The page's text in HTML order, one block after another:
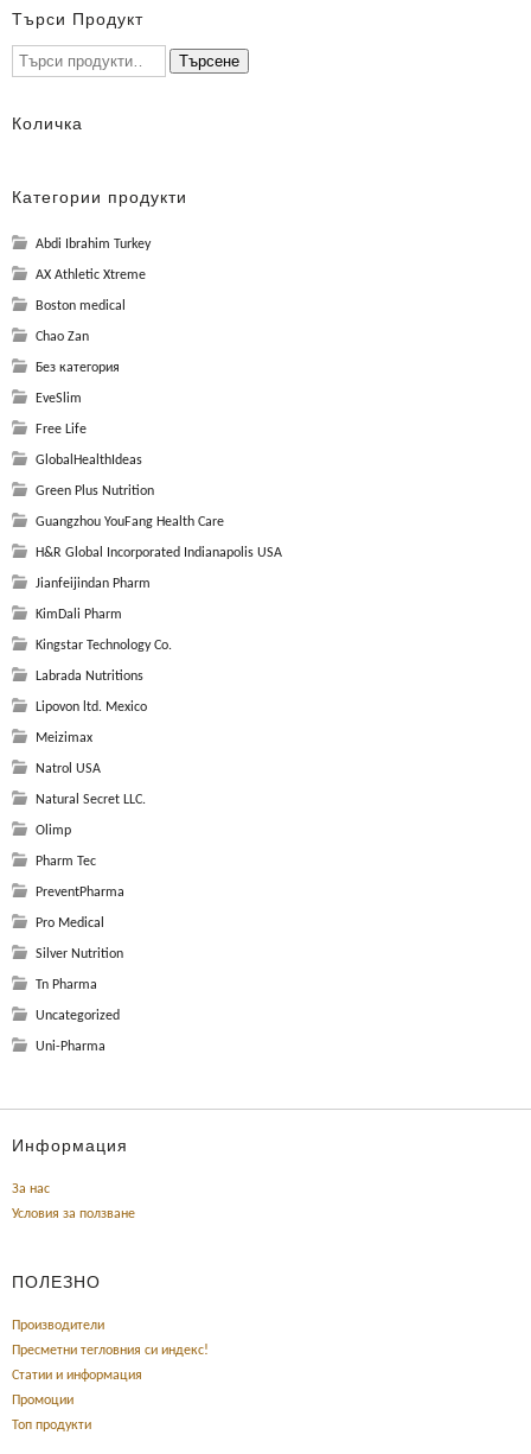
Търси Продукт
Търсене
Количка
Категории продукти
Abdi Ibrahim Turkey
AX Athletic Xtreme
Boston medical
Chao Zan
Без категория
EveSlim
Free Life
GlobalHealthIdeas
Green Plus Nutrition
Guangzhou YouFang Health Care
H&R Global Incorporated Indianapolis USA
Jianfeijindan Pharm
KimDali Pharm
Kingstar Technology Co.
Labrada Nutritions
Lipovon ltd. Mexico
Meizimax
Natrol USA
Natural Secret LLC.
Olimp
Pharm Tec
PreventPharma
Pro Medical
Silver Nutrition
Tn Pharma
Uncategorized
Uni-Pharma
Информация
За нас
Условия за ползване
ПОЛЕЗНО
Производители
Пресметни тегловния си индекс!
Статии и информация
Промоции
Топ продукти